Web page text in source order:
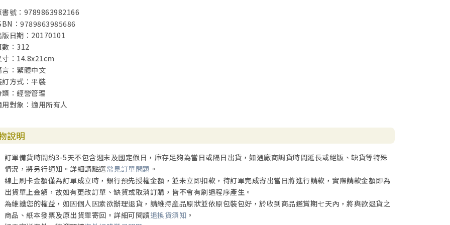
書號：9789863982166
：9789863985686
版日期：20170101
數：312
寸：14.8x21cm
言：繁體中文
訂方式：平裝
類：經營管理
用對象：適用所有人
說明
訂單備貨時間約3-5天不包含週末及國定假日，庫存足夠為當日或隔日出貨，如遇廠商調貨時間延長或絕版、缺貨等特殊
情況，將另行通知。詳細請點選常見訂單問題 。
線上刷卡金額僅為訂單成立時，銀行預先授權金額，並未立即扣款，待訂單完成寄出當日將進行請款，實際請款金額即為
出貨單上金額，故如有更改訂單、缺貨或取消訂購，皆不會有刷退程序產生。
為維護您的權益，如因個人因素欲辦理退貨，請維持產品原狀並依原包裝包好，於收到商品鑑賞期七天內，將與欲退貨之
商品、紙本發票及原出貨單寄回。詳細可閱讀退換貨須知 。